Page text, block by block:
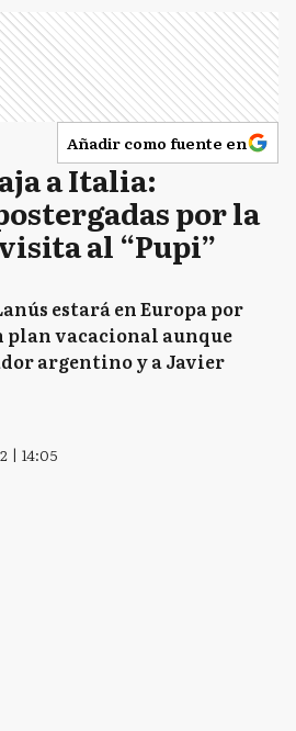
Añadir como fuente en
a Italia:
por la
al “Pupi”
estará en Europa por
plan vacacional aunque
argentino y a Javier
| 14:05